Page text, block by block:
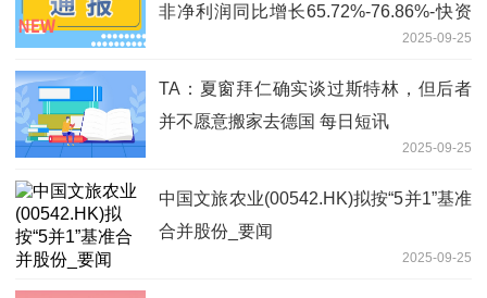
非净利润同比增长65.72%-76.86%-快资
2025-09-25
TA：夏窗拜仁确实谈过斯特林，但后者
并不愿意搬家去德国 每日短讯
2025-09-25
中国文旅农业(00542.HK)拟按“5并1”基准
合并股份_要闻
2025-09-25